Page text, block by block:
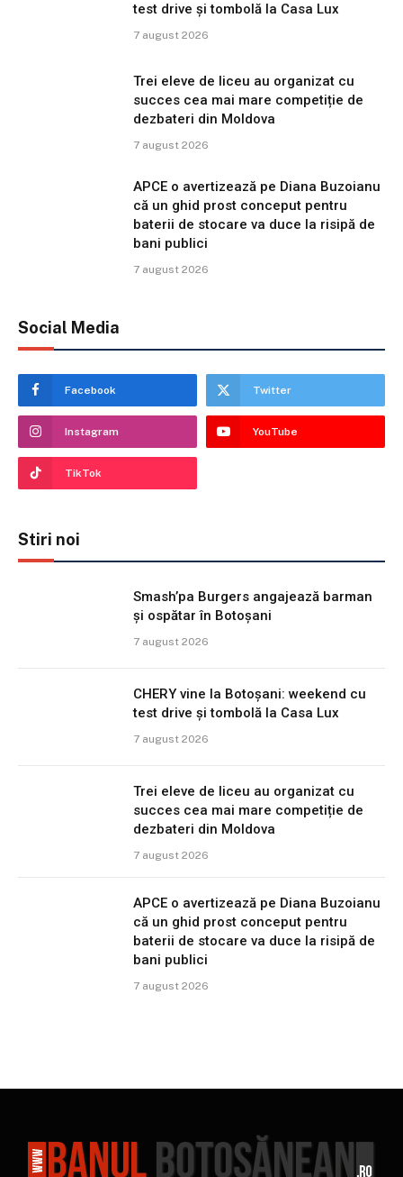
test drive și tombolă la Casa Lux
7 august 2026
Trei eleve de liceu au organizat cu
succes cea mai mare competiție de
dezbateri din Moldova
7 august 2026
APCE o avertizează pe Diana Buzoianu
că un ghid prost conceput pentru
baterii de stocare va duce la risipă de
bani publici
7 august 2026
Social Media
Facebook Twitter
Instagram YouTube
TikTok
Stiri noi
Smash’pa Burgers angajează barman
și ospătar în Botoșani
7 august 2026
CHERY vine la Botoșani: weekend cu
test drive și tombolă la Casa Lux
7 august 2026
Trei eleve de liceu au organizat cu
succes cea mai mare competiție de
dezbateri din Moldova
7 august 2026
APCE o avertizează pe Diana Buzoianu
că un ghid prost conceput pentru
baterii de stocare va duce la risipă de
bani publici
7 august 2026